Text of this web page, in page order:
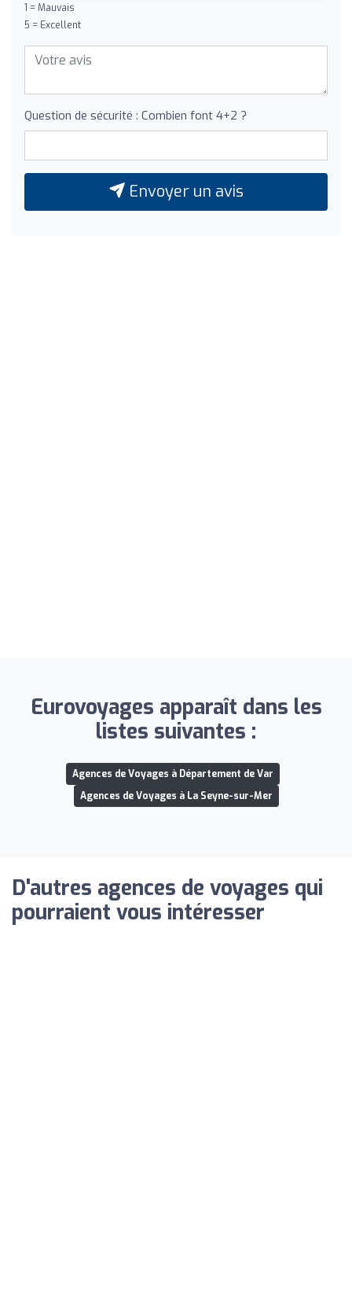
1 = Mauvais
5 = Excellent
Question de sécurité : Combien font 4+2 ?
Envoyer un avis
Eurovoyages apparaît dans les
listes suivantes :
Agences de Voyages à Département de Var
Agences de Voyages à La Seyne-sur-Mer
D'autres agences de voyages qui
pourraient vous intéresser